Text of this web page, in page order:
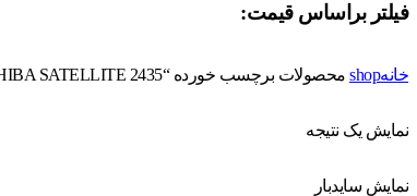
فیلتر براساس قیمت:
خانهshop محصولات برچسب خورده “TOSHIBA SATELLITE 2435”
نمایش یک نتیجه
نمایش سایدبار